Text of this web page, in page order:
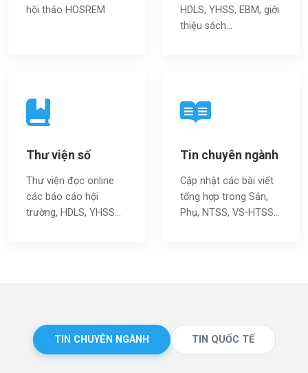
hội thảo HOSREM
HDLS, YHSS, EBM, giới
thiệu sách…
Thư viện số
Thư viện đọc online
các báo cáo hội
trường, HDLS, YHSS…
Tin chuyên ngành
Cập nhật các bài viết
tổng hợp trong Sản,
Phụ, NTSS, VS-HTSS...
TIN CHUYÊN NGÀNH TIN QUỐC TẾ